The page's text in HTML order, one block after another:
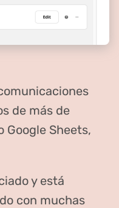
de más de
Sheets,
y está
con muchas